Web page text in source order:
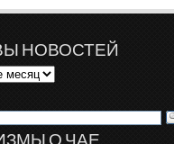
НОВОСТЕЙ